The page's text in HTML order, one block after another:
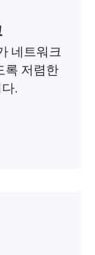
네트워크
록 저렴한
.